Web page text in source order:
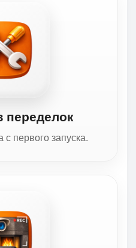
переделок
первого запуска.